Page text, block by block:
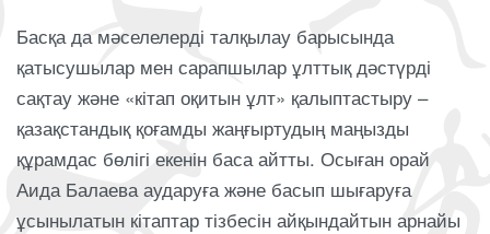
Басқа да мәселелерді талқылау барысында
қатысушылар мен сарапшылар ұлттық дәстүрді
сақтау және «кітап оқитын ұлт» қалыптастыру –
қазақстандық қоғамды жаңғыртудың маңызды
құрамдас бөлігі екенін баса айтты. Осыған орай
Аида Балаева аударуға және басып шығаруға
ұсынылатын кітаптар тізбесін айқындайтын арнайы